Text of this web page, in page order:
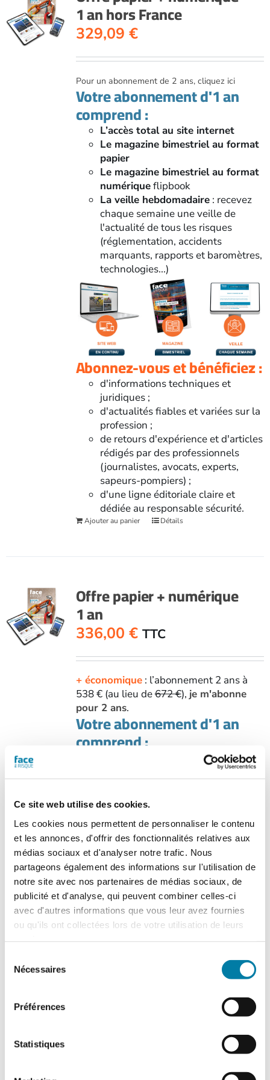
Ce site web utilise des cookies.
Les cookies nous permettent de personnaliser le contenu
et les annonces, d'offrir des fonctionnalités relatives aux
médias sociaux et d'analyser notre trafic. Nous
partageons également des informations sur l'utilisation de
notre site avec nos partenaires de médias sociaux, de
publicité et d'analyse, qui peuvent combiner celles-ci
avec d'autres informations que vous leur avez fournies
ou qu'ils ont collectées lors de votre utilisation de leurs
Nécessaires
Préférences
Statistiques
1 an hors France
329,09 €
Pour un abonnement de 2 ans, cliquez ici
Votre abonnement d'1 an
comprend :
L’accès total au site internet
Le magazine bimestriel au format
papier
Le magazine bimestriel au format
numériqueflipbook
La veille hebdomadaire: recevez
chaque semaine une veille de
l'actualité de tous les risques
(réglementation, accidents
marquants, rapports et baromètres,
technologies...)
Abonnez-vous et bénéficiez :
d'informations techniques et
juridiques ;
d'actualités fiables et variées sur la
profession ;
de retours d'expérience et d'articles
rédigés par des professionnels
(journalistes, avocats, experts,
sapeurs-pompiers) ;
d'une ligne éditoriale claire et
dédiée au responsable sécurité.
Ajouter au panier Détails
Offre papier + numérique
1 an
336,00 € TTC
+ économique: l’abonnement 2 ans à
538 € (au lieu de672 €), je m'abonne
pour 2 ans.
Votre abonnement d'1 an
comprend :
L’accès total au site internet
Le magazine bimestriel au format
Le magazine bimestriel au format
La veille hebdomadaire : recevez
chaque semaine une veille de
l'actualité de tous les risques
(réglementation, accidents
marquants, rapports et baromètres,
technologies...)
Abonnez-vous et bénéficiez :
d'informations techniques et
d'actualités fiables et variées sur la